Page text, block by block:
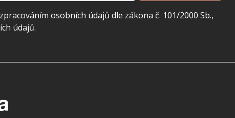
osobních údajů dle zákona č. 101/2000 Sb.,
údajů.